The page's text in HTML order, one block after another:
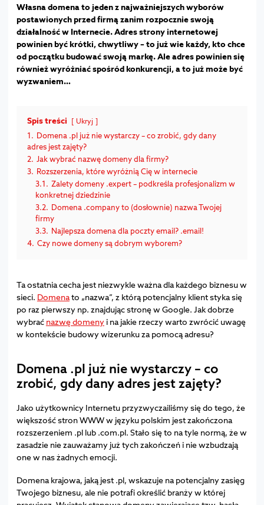
Własna domena to jeden z najważniejszych wyborów
postawionych przed firmą zanim rozpocznie swoją
działalność w Internecie. Adres strony internetowej
powinien być krótki, chwytliwy – to już wie każdy, kto chce
od początku budować swoją markę. Ale adres powinien się
również wyróżniać spośród konkurencji, a to już może być
wyzwaniem…
Spis treści Ukryj
1. Domena .pl już nie wystarczy – co zrobić, gdy dany
adres jest zajęty?
2. Jak wybrać nazwę domeny dla firmy?
3. Rozszerzenia, które wyróżnią Cię w internecie
3.1. Zalety domeny .expert – podkreśla profesjonalizm w
konkretnej dziedzinie
3.2. Domena .company to (dosłownie) nazwa Twojej
firmy
3.3. Najlepsza domena dla poczty email? .email!
4. Czy nowe domeny są dobrym wyborem?
Ta ostatnia cecha jest niezwykle ważna dla każdego biznesu w
sieci. Domenato „nazwa”, z którą potencjalny klient styka się
po raz pierwszy np. znajdując stronę w Google. Jak dobrze
wybrać nazwę domenyi na jakie rzeczy warto zwrócić uwagę
w kontekście budowy wizerunku za pomocą adresu?
Domena .pl już nie wystarczy – co
zrobić, gdy dany adres jest zajęty?
Jako użytkownicy Internetu przyzwyczailiśmy się do tego, że
większość stron WWW w języku polskim jest zakończona
rozszerzeniem .pl lub .com.pl. Stało się to na tyle normą, że w
zasadzie nie zauważamy już tych zakończeń i nie wzbudzają
one w nas żadnych emocji.
Domena krajowa, jaką jest .pl, wskazuje na potencjalny zasięg
Twojego biznesu, ale nie potrafi określić branży w której